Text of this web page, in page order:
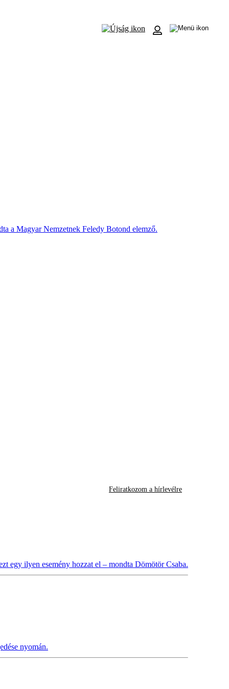
a Magyar Nemzetnek Feledy Botond elemző.
Feliratkozom a hírlevélre
egy ilyen esemény hozzat el – mondta Dömötör Csaba.
nyomán.